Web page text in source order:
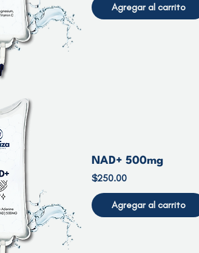
Agregar al carrito
NAD+ 500mg
Precio
$250.00
Agregar al carrito